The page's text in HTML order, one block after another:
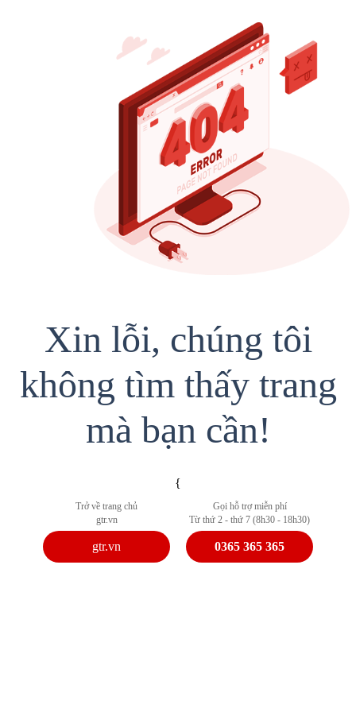
Xin lỗi, chúng tôi
không tìm thấy trang
mà bạn cần!
{
Trở về trang chủ
gtr.vn
gtr.vn
Gọi hỗ trợ miễn phí
Từ thứ 2 - thứ 7 (8h30 - 18h30)
0365 365 365